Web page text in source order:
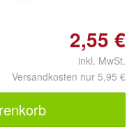
2,55 €
inkl. MwSt.
Versandkosten nur 5,95 €